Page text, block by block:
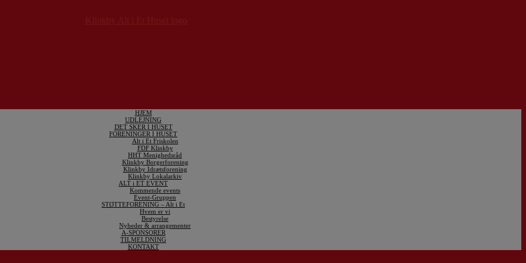
HJEM
UDLEJNING
DET SKER I HUSET
FORENINGER I HUSET
Alt i Et Friskolen
FDF Klinkby
HHT Menighedsråd
Klinkby Borgerforening
Klinkby Idrætsforening
Klinkby Lokalarkiv
ALT i ET EVENT
Kommende events
Event-Gruppen
STØTTEFORENING – Alt i Et
Hvem er vi
Bestyrelse
Nyheder & arrangementer
A-SPONSORER
TILMELDNING
KONTAKT